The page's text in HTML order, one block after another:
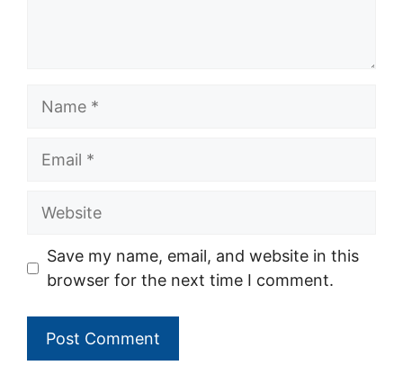
Website
Save my name, email, and website in this
browser for the next time I comment.